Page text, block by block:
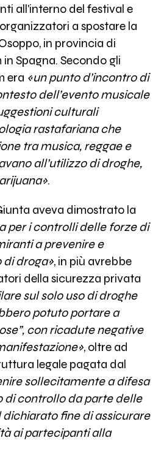
all'interno del festival e
a spostare la
in provincia di
in Spagna. Secondo gli
era «un punto d’incontro di
dell’evento musicale
culturali
rastafariana che
tra musica, reggae e
all’utilizzo di droghe,
.
aveva dimostrato la
per i controlli delle forze di
a prevenire e
droga», in più avrebbe
della sicurezza privata
sul solo uso di droghe
potuto portare a
con ricadute negative
, oltre ad
legale pagata dal
sollecitamente a difesa
di controllo da parte delle
dichiarato fine di assicurare
ai partecipanti alla